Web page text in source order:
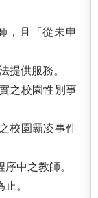
，且「從未申
提供服務。
之校園性別事
校園霸凌事件
序中之教師。
。